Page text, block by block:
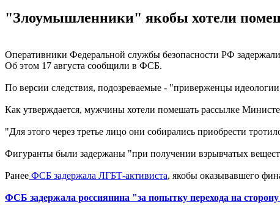
"Злоумышленники" якобы хотели
Оперативники Федеральной службы безопасности РФ
Об этом 17 августа сообщили в ФСБ.
По версии следствия, подозреваемые - "приверженцы
Как утверждается, мужчины хотели помешать рассылке
"Для этого через третье лицо они собирались приобрести
Фигуранты были задержаны "при получении взрывчатых
Ранее ФСБ задержала ЛГБТ-активиста, якобы оказывавшего
ФСБ задержала россиянина "за попытку перехода на